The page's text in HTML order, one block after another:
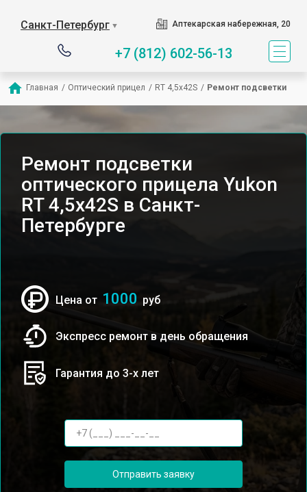
Санкт-Петербург ▼ Аптекарская набережная, 20
+7 (812) 602-56-13
Главная / Оптический прицел / RT 4,5х42S / Ремонт подсветки
Ремонт подсветки
оптического прицела Yukon
RT 4,5х42S в Санкт-
Петербурге
Цена от 1000 руб
Экспресс ремонт в день обращения
Гарантия до 3-х лет
Отправить заявку